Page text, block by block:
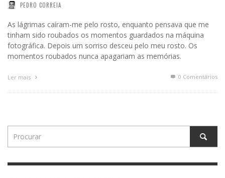
PEDRO CORREIA
As lágrimas caíram-me pelo rosto, enquanto pensava que me
tinham sido roubados os momentos guardados na máquina
fotográfica. Depois um sorriso desceu pelo meu rosto. Os
momentos roubados nunca apagariam as memórias.
Ler mais 0 Comentários